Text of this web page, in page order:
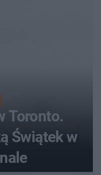
Toronto.
Świątek w